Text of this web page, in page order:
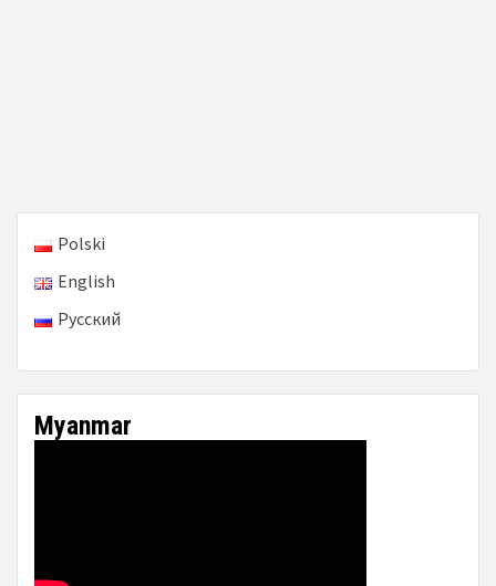
Polski
English
Русский
Myanmar